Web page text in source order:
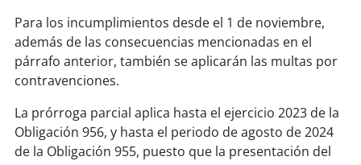
Para los incumplimientos desde el 1 de noviembre,
además de las consecuencias mencionadas en el
párrafo anterior, también se aplicarán las multas por
contravenciones.
La prórroga parcial aplica hasta el ejercicio 2023 de la
Obligación 956, y hasta el periodo de agosto de 2024
de la Obligación 955, puesto que la presentación del